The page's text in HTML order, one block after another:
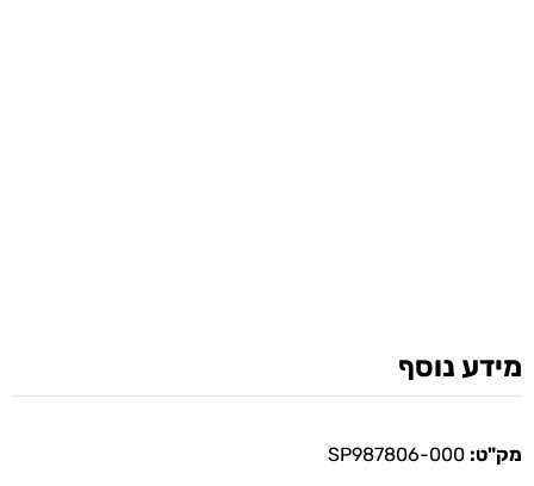
מידע נוסף
מק"ט: